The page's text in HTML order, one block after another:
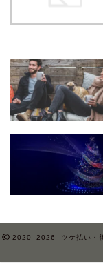
2020–2026 ツケ払い・後